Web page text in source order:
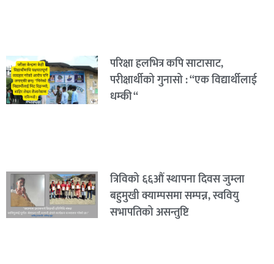
परिक्षा हलभित्र कपि साटासाट,
परीक्षार्थीको गुनासो : “एक विद्यार्थीलाई
धम्की “
त्रिविको ६६औं स्थापना दिवस जुम्ला
बहुमुखी क्याम्पसमा सम्पन्न, स्ववियु
सभापतिको असन्तुष्टि